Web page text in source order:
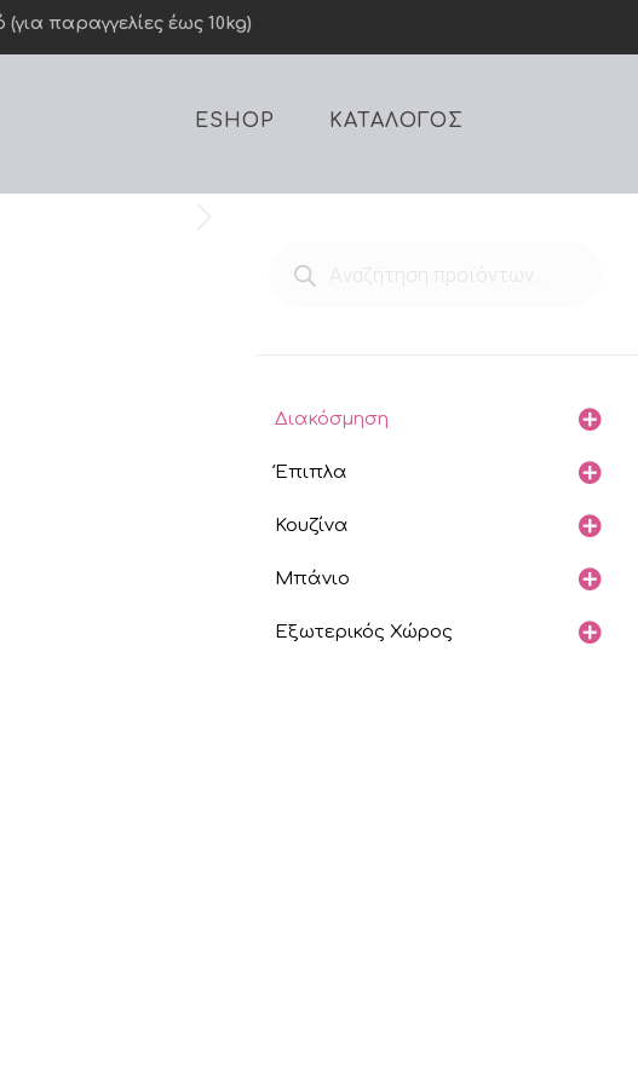
παραγγελίες έως 10kg)
ESHOP ΚΑΤΑΛΟΓΟΣ
search
Διακόσμηση
Έπιπλα
Κουζίνα
Μπάνιο
Εξωτερικός Χώρος